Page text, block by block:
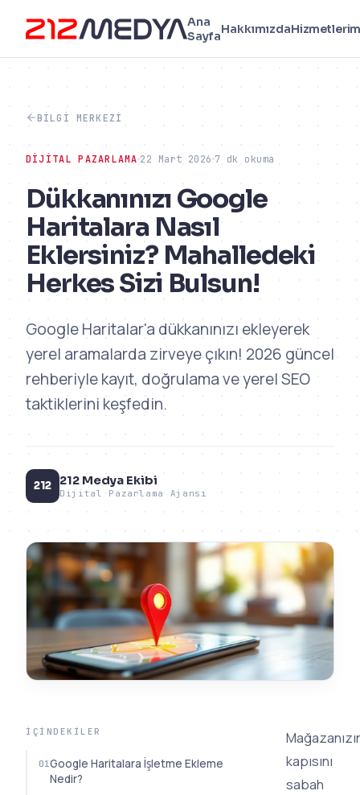
Ana
SayfaHakkımızda
BILGI MERKEZI
DIJITAL PAZARLAMA 22 Mart 2026 7 dk okuma
Dükkanınızı Google
Haritalara Nasıl
Eklersiniz? Mahalledeki
Herkes Sizi Bulsun!
Google Haritalar'a dükkanınızı ekleyerek
yerel aramalarda zirveye çıkın! 2026 güncel
rehberiyle kayıt, doğrulama ve yerel SEO
taktiklerini keşfedin.
212 212 Medya Ekibi
Dijital Pazarlama Ajansı
İÇINDEKILER
Google Haritalara İşletme Ekleme
Nedir?
kapısını
sabah